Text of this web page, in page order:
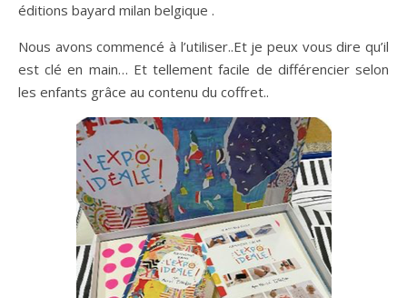
éditions bayard milan belgique .
Nous avons commencé à l’utiliser..Et je peux vous dire qu’il
est clé en main… Et tellement facile de différencier selon
les enfants grâce au contenu du coffret..